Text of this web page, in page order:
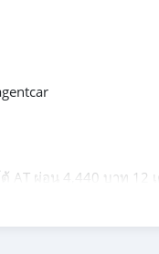
ต้ AT ผ่อน 4,440 บาท 12